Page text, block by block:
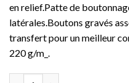
en relief.Patte de
latérales.Boutons gravés
transfert pour un meilleur
220 g/m_.